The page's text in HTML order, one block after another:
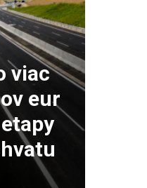
viac
eur